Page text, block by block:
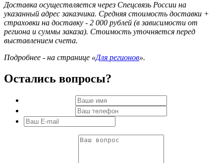
Доставка осуществляется через Спецсвязь России на
указанный адрес заказчика. Средняя стоимость доставки +
страховки на доставку - 2 000 рублей (в зависимости от
региона и суммы заказа). Стоимость уточняется перед
выставлением счета.
Подробнее - на странице «Для регионов».
Остались вопросы?